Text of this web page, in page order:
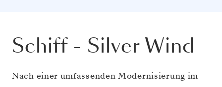
Schiff- Silver Wind
Nach einer umfassenden Modernisierung im